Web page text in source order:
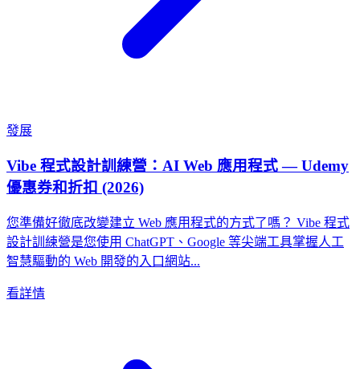
發展
Vibe 程式設計訓練營：AI Web 應用程式 — Udemy
優惠券和折扣 (2026)
您準備好徹底改變建立 Web 應用程式的方式了嗎？ Vibe 程式
設計訓練營是您使用 ChatGPT、Google 等尖端工具掌握人工
智慧驅動的 Web 開發的入口網站...
看詳情